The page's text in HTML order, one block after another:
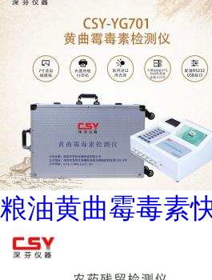
粮油黄曲霉毒素